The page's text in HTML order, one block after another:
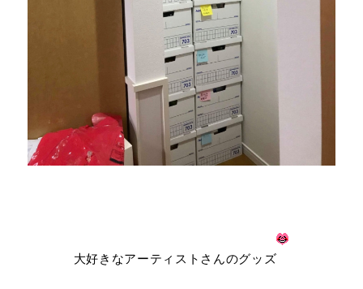
大好きなアーティストさんのグッズ